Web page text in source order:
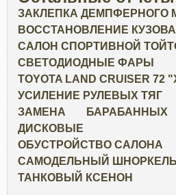
ЗАКЛЕПКА ДЕМПФЕРНОГО
ВОССТАНОВЛЕНИЕ КУЗОВА
САЛОН СПОРТИВНОЙ
СВЕТОДИОДНЫЕ ФАРЫ
TOYOTA LAND CRUISER 72
УСИЛЕНИЕ РУЛЕВЫХ ТЯГ
ЗАМЕНА
ДИСКОВЫЕ
ОБУСТРОЙСТВО САЛОНА
САМОДЕЛЬНЫЙ ШНОРКЕЛЬ
ТАНКОВЫЙ КСЕНОН